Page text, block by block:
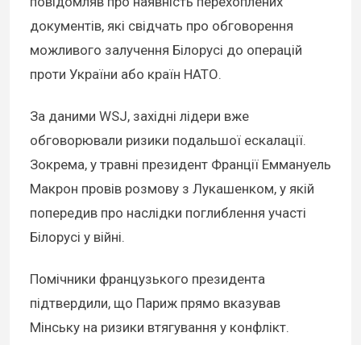
документів, які свідчать про обговорення
можливого залучення Білорусі до операцій
проти України або країн НАТО.
За даними WSJ, західні лідери вже
обговорювали ризики подальшої ескалації.
Зокрема, у травні президент Франції Еммануель
Макрон провів розмову з Лукашенком, у якій
попередив про наслідки поглиблення участі
Білорусі у війні.
Помічники французького президента
підтвердили, що Париж прямо вказував
Мінську на ризики втягування у конфлікт.